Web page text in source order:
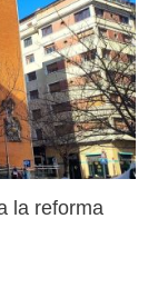
la reforma